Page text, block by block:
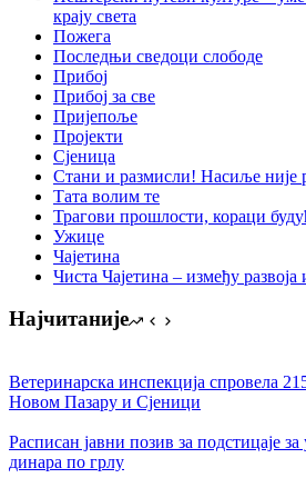
крају света
Пожега
Последњи сведоци слободе
Прибој
Прибој за све
Пријепоље
Пројекти
Сјеница
Стани и размисли! Насиље није
Тата волим те
Трагови прошлости, кораци
Ужице
Чајетина
Чиста Чајетина – између
Најчитаније
Ветеринарска инспекција спровела
Новом Пазару и Сјеници
Расписан јавни позив за подстицаје
динара по грлу